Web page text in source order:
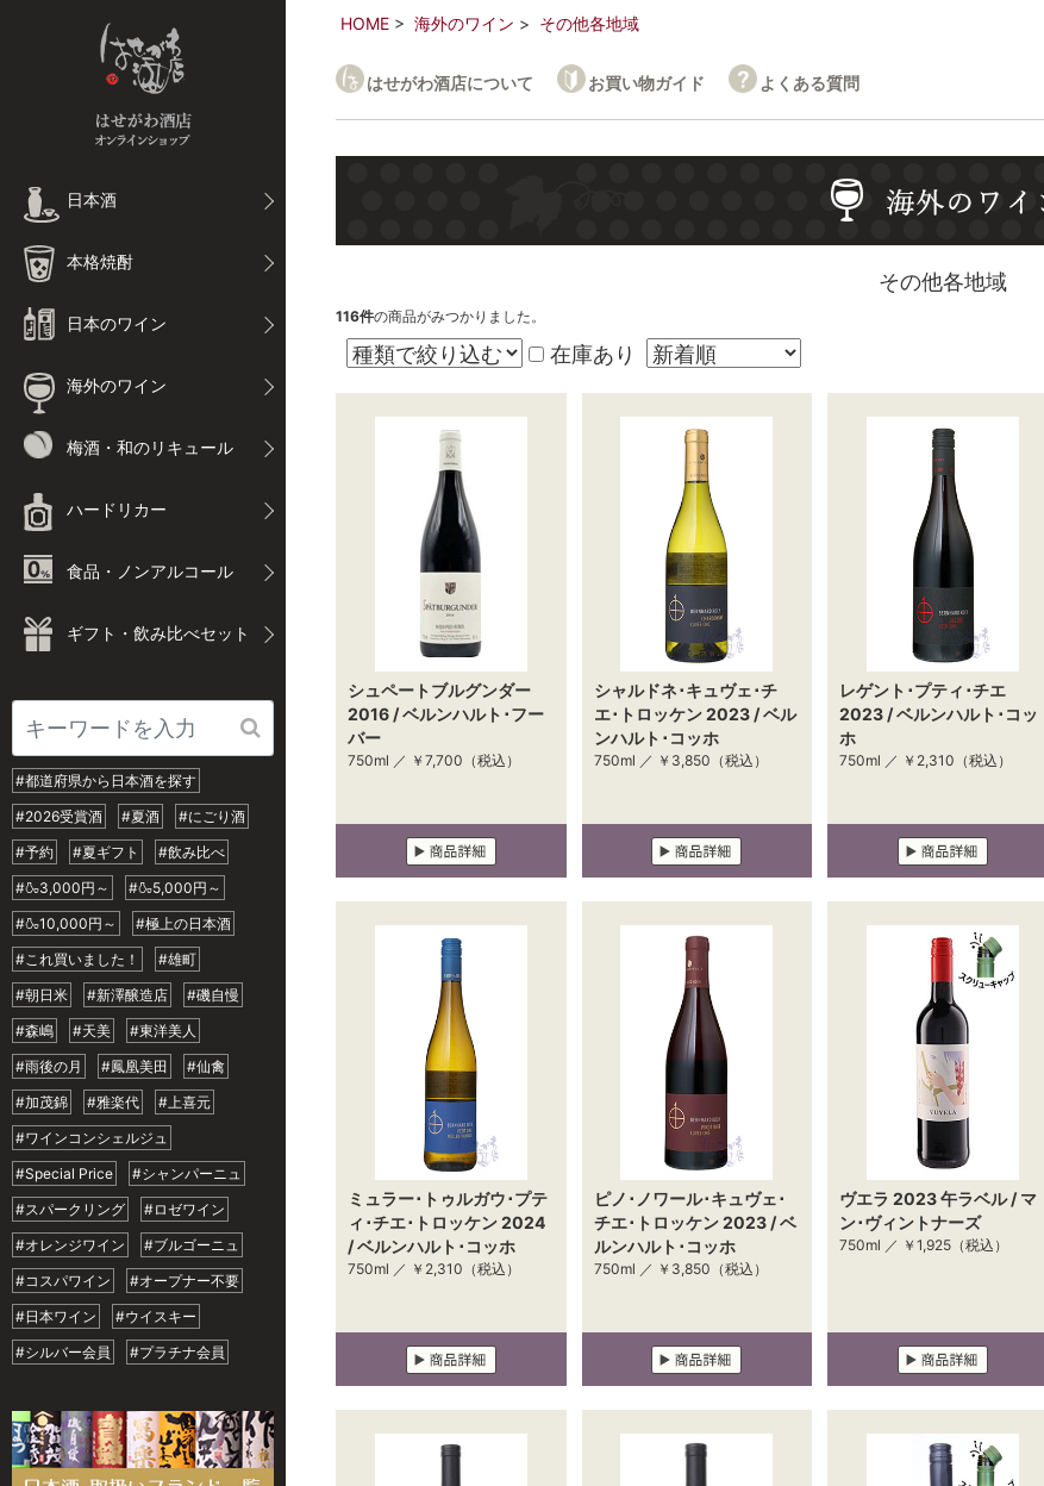
日本酒
本格焼酎
日本のワイン
海外のワイン
梅酒・和のリキュール
ハードリカー
食品・ノンアルコール
ギフト・飲み比べセット
#都道府県から日本酒を探す
#2026受賞酒
#夏酒
#にごり酒
#予約
#夏ギフト
#飲み比べ
#🍶3,000円～
#🍶5,000円～
#🍶10,000円～
#極上の日本酒
#これ買いました！
#雄町
#朝日米
#新澤醸造店
#磯自慢
#森嶋
#天美
#東洋美人
#雨後の月
#鳳凰美田
#仙禽
#加茂錦
#雅楽代
#上喜元
#ワインコンシェルジュ
#Special Price
#シャンパーニュ
#スパークリング
#ロゼワイン
#オレンジワイン
#ブルゴーニュ
#コスパワイン
#オープナー不要
#日本ワイン
#ウイスキー
#シルバー会員
#プラチナ会員
HOME 海外のワイン その他各地域
はせがわ酒店について お買い物ガイド よくある質問
その他各地域
116件の商品がみつかりました。
在庫あり
シュペートブルグンダー
2016 / ベルンハルト･フー
バー
750ml ／ ￥7,700 （税込）
シャルドネ･キュヴェ･チ
エ･トロッケン 2023 / ベル
ンハルト･コッホ
750ml ／ ￥3,850 （税込）
レゲント･プティ･チエ
2023 / ベルンハルト･コッ
ホ
750ml ／ ￥2,310 （税込）
ミュラー･トゥルガウ･プテ
ィ･チエ･トロッケン 2024
/ ベルンハルト･コッホ
750ml ／ ￥2,310 （税込）
ピノ･ノワール･キュヴェ･
チエ･トロッケン 2023 / ベ
ルンハルト･コッホ
750ml ／ ￥3,850 （税込）
ヴエラ 2023 午ラベル / マ
ン･ヴィントナーズ
750ml ／ ￥1,925 （税込）